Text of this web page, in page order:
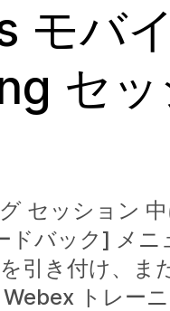
モバ
セ
セッション
バック] メニ
引き付け、
トレー